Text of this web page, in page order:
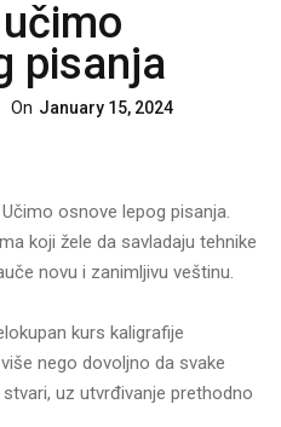
pisanja
Posted
On January 15, 2024
osnove lepog pisanja.
koji žele da savladaju tehnike
novu i zanimljivu veštinu.
kurs kaligrafije
nego dovoljno da svake
uz utvrđivanje prethodno